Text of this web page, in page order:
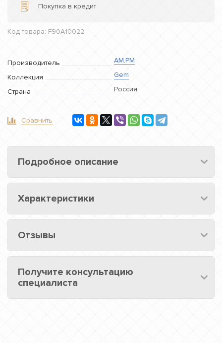
Покупка в кредит
Код товара: F90A10022
Производитель
AM.PM
Коллекция
Gem
Страна
Россия
Сравнить
Подробное описание
Характеристики
Отзывы
Получите консультацию
специалиста